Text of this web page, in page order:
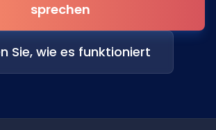
sprechen
Sie, wie es funktioniert